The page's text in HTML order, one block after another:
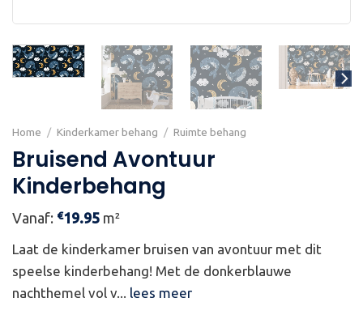
Home / Kinderkamer behang / Ruimte behang
Bruisend Avontuur
Kinderbehang
Vanaf: €19.95 m²
Laat de kinderkamer bruisen van avontuur met dit
speelse kinderbehang! Met de donkerblauwe
nachthemel vol v... lees meer